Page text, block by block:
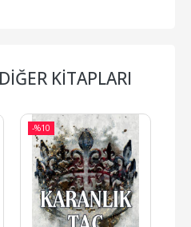
KITAPLARI
-%10